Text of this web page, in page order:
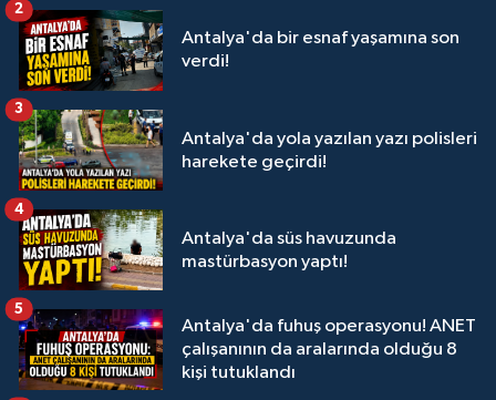
Antalya'da bir esnaf yaşamına son
verdi!
2
Antalya'da yola yazılan yazı polisleri
harekete geçirdi!
3
Antalya'da süs havuzunda
mastürbasyon yaptı!
4
Antalya'da fuhuş operasyonu! ANET
çalışanının da aralarında olduğu 8
kişi tutuklandı
5